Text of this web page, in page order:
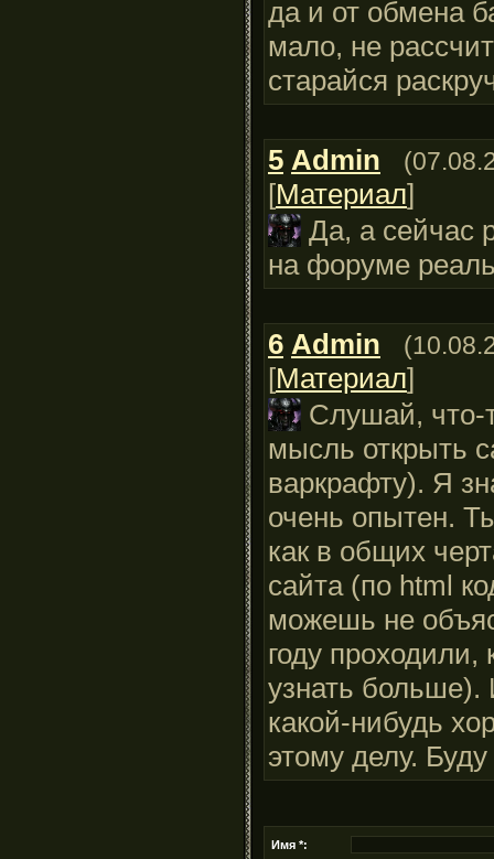
да и от обмена
мало, не
старайся
5 Admin
[Материал]
Да, а сейчас
на форуме
6 Admin
[Материал]
Слушай, что-
мысль открыть
варкрафту). Я
очень опытен.
как в общих
сайта (по html
можешь не
году проходили,
узнать больше).
какой-нибудь
этому делу.
Имя *: